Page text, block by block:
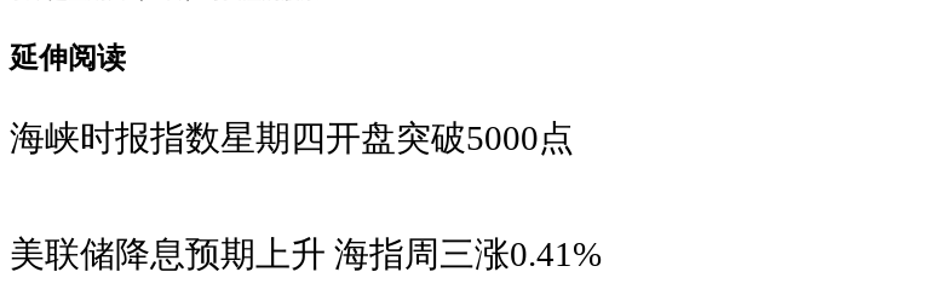
延伸阅读
海峡时报指数星期四开盘突破5000点
美联储降息预期上升 海指周三涨0.41%